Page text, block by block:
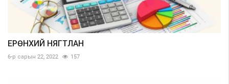
ЕРӨНХИЙ НЯГТЛАН
6-р сарын 22, 2022 157